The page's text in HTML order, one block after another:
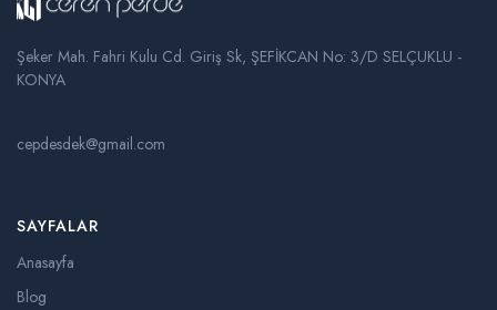
Şeker Mah. Fahri Kulu Cd. Giriş Sk, ŞEFİKCAN No: 3/D SELÇUKLU -
KONYA
cepdesdek@gmail.com
SAYFALAR
Anasayfa
Blog